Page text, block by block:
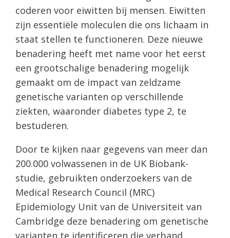
coderen voor eiwitten bij mensen. Eiwitten
zijn essentiële moleculen die ons lichaam in
staat stellen te functioneren. Deze nieuwe
benadering heeft met name voor het eerst
een grootschalige benadering mogelijk
gemaakt om de impact van zeldzame
genetische varianten op verschillende
ziekten, waaronder diabetes type 2, te
bestuderen.
Door te kijken naar gegevens van meer dan
200.000 volwassenen in de UK Biobank-
studie, gebruikten onderzoekers van de
Medical Research Council (MRC)
Epidemiology Unit van de Universiteit van
Cambridge deze benadering om genetische
varianten te identificeren die verband